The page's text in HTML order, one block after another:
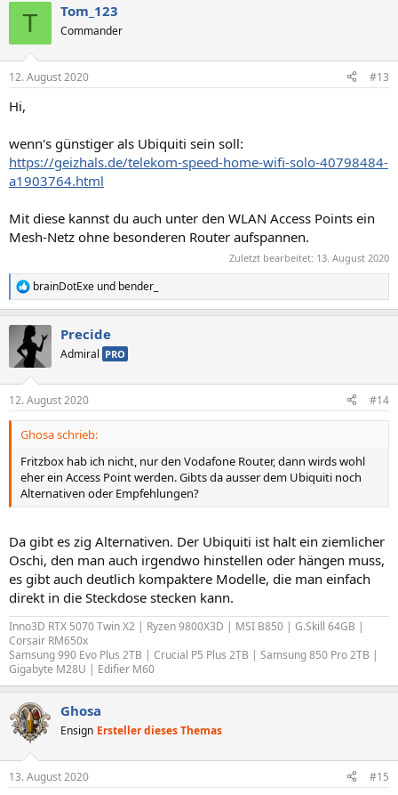
T Tom_123
Commander
12. August 2020 #13
Hi,
wenn's günstiger als Ubiquiti sein soll:
https://geizhals.de/telekom-speed-home-wifi-solo-40798484-
a1903764.html
Mit diese kannst du auch unter den WLAN Access Points ein
Mesh-Netz ohne besonderen Router aufspannen.
Zuletzt bearbeitet: 13. August 2020
R
e
t
i
e
n
brainDotExe und bender_
Precide
Admiral PRO
12. August 2020 #14
Ghosa schrieb:
Fritzbox hab ich nicht, nur den Vodafone Router, dann wirds wohl
eher ein Access Point werden. Gibts da ausser dem Ubiquiti noch
Alternativen oder Empfehlungen?
Da gibt es zig Alternativen. Der Ubiquiti ist halt ein ziemlicher
Oschi, den man auch irgendwo hinstellen oder hängen muss,
es gibt auch deutlich kompaktere Modelle, die man einfach
direkt in die Steckdose stecken kann.
Inno3D RTX 5070 Twin X2 | Ryzen 9800X3D | MSI B850 | G.Skill 64GB |
Corsair RM650x
Samsung 990 Evo Plus 2TB | Crucial P5 Plus 2TB | Samsung 850 Pro 2TB |
Gigabyte M28U | Edifier M60
Ghosa
Ensign Ersteller dieses Themas
13. August 2020 #15